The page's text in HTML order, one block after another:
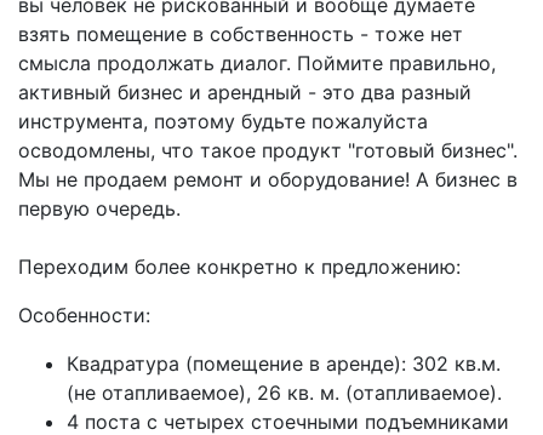
взять помещение в собственность - тоже нет
смысла продолжать диалог. Поймите правильно,
активный бизнес и арендный - это два разный
инструмента, поэтому будьте пожалуйста
осводомлены, что такое продукт "готовый бизнес".
Мы не продаем ремонт и оборудование! А бизнес в
первую очередь.
Переходим более конкретно к предложению:
Особенности:
Квадратура (помещение в аренде): 302 кв.м.
(не отапливаемое), 26 кв. м. (отапливаемое).
4 поста с четырех стоечными подъемниками